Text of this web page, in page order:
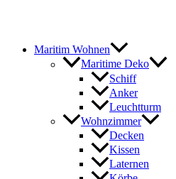
Maritim Wohnen
Maritime Deko
Schiff
Anker
Leuchtturm
Wohnzimmer
Decken
Kissen
Laternen